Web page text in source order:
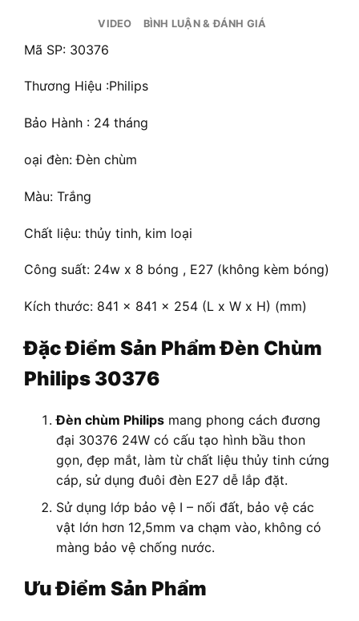
VIDEO BÌNH LUẬN & ĐÁNH GIÁ
Mã SP: 30376
Thương Hiệu :Philips
Bảo Hành : 24 tháng
oại đèn: Đèn chùm
Màu: Trắng
Chất liệu: thủy tinh, kim loại
Công suất: 24w x 8 bóng , E27 (không kèm bóng)
Kích thước: 841 x 841 x 254 (L x W x H) (mm)
Đặc Điểm Sản Phẩm Đèn Chùm
Philips 30376
Đèn chùm Philips mang phong cách đương
đại 30376 24W có cấu tạo hình bầu thon
gọn, đẹp mắt, làm từ chất liệu thủy tinh cứng
cáp, sử dụng đuôi đèn E27 dễ lắp đặt.
Sử dụng lớp bảo vệ I – nối đất, bảo vệ các
vật lớn hơn 12,5mm va chạm vào, không có
màng bảo vệ chống nước.
Ưu Điểm Sản Phẩm